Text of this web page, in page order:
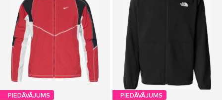
PIEDĀVĀJUMS PIEDĀVĀJUMS